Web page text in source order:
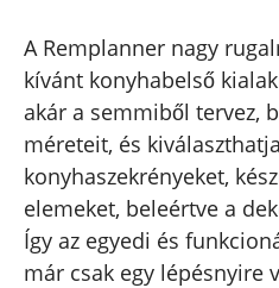
A Remplanner nagy
kívánt konyhabelső
akár a semmiből tervez,
méreteit, és
konyhaszekrényeket,
elemeket, beleértve a
Így az egyedi és
már csak egy lépésnyire